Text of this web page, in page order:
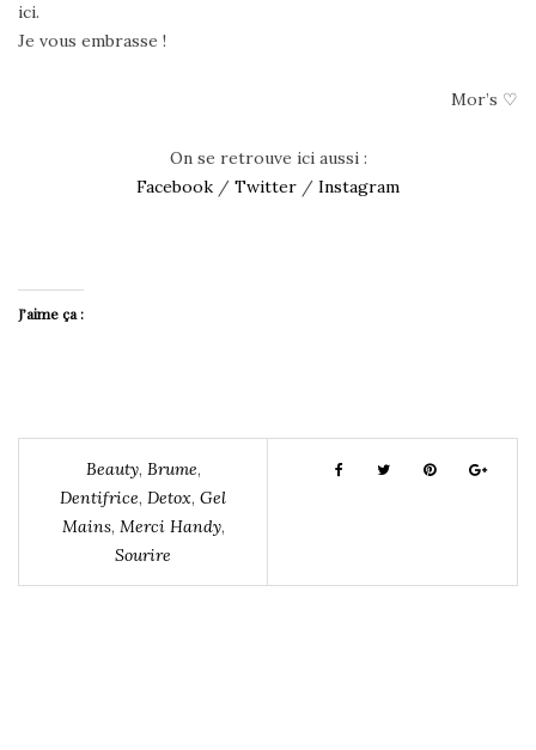
ici.
Je vous embrasse !
Mor’s ♡
On se retrouve ici aussi :
Facebook / Twitter / Instagram
J’aime ça :
Beauty, Brume,
Dentifrice, Detox, Gel
Mains, Merci Handy,
Sourire